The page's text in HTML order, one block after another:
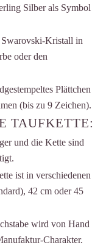
Silber als Symbol
Kristall in
oder den
Plättchen
(bis zu 9 Zeichen).
TAUFKETTE:
und die Kette sind
ist in verschiedenen
42 cm oder 45
wird von Hand
Charakter.